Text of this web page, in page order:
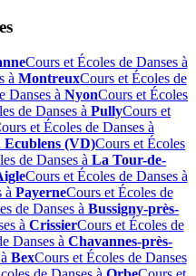
Cours et Écoles de Danses à
à MontreuxCours et Écoles de
Danses à NyonCours et Écoles
de Danses à PullyCours et
et Écoles de Danses à
Ecublens (VD)Cours et Écoles
de Danses à La Tour-de-
Cours et Écoles de Danses à
à PayerneCours et Écoles de
de Danses à Bussigny-près-
à CrissierCours et Écoles de
Danses à Chavannes-près-
BexCours et Écoles de Danses